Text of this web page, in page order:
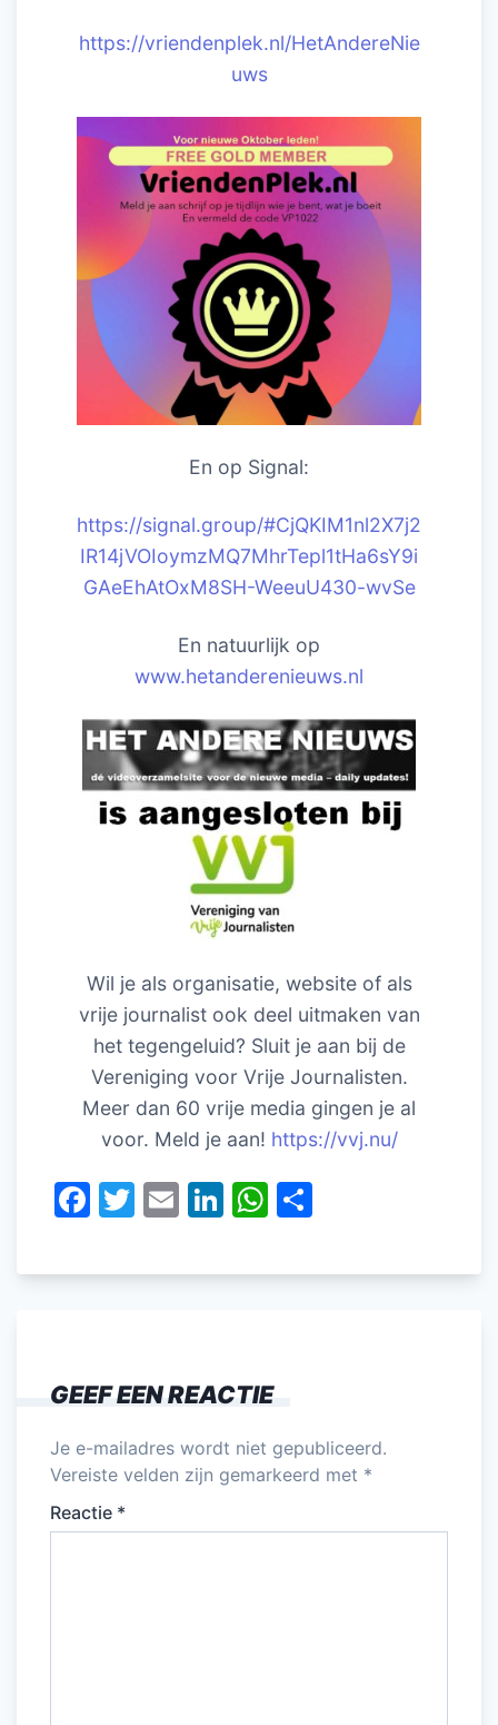
https://vriendenplek.nl/HetAndereNie
uws
En op Signal:
https://signal.group/#CjQKIM1nl2X7j2
IR14jVOIoymzMQ7MhrTepl1tHa6sY9i
GAeEhAtOxM8SH-WeeuU430-wvSe
En natuurlijk op
www.hetanderenieuws.nl
Wil je als organisatie, website of als
vrije journalist ook deel uitmaken van
het tegengeluid? Sluit je aan bij de
Vereniging voor Vrije Journalisten.
Meer dan 60 vrije media gingen je al
voor. Meld je aan! https://vvj.nu/
F
c
o
o
k
T
itt
E
ai
Li
k
n
W
at
p
p
e
GEEF EEN REACTIE
Je e-mailadres wordt niet gepubliceerd.
Vereiste velden zijn gemarkeerd met *
Reactie *